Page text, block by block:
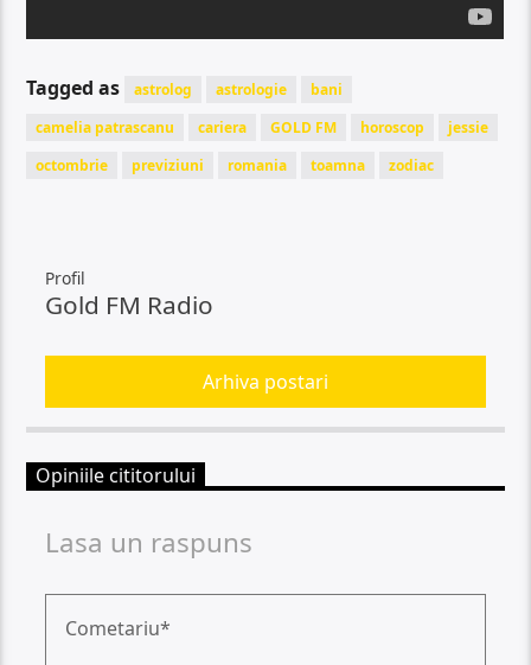
Tagged as astrolog astrologie
bani
camelia patrascanu
cariera GOLD FM horoscop
jessie
octombrie
previziuni romania toamna zodiac
Profil
Gold FM Radio
Arhiva postari
Opiniile cititorului
Lasa un raspuns